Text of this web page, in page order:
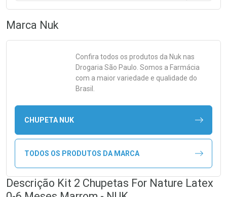
Marca Nuk
Confira todos os produtos da Nuk nas
Drogaria São Paulo. Somos a Farmácia
com a maior variedade e qualidade do
Brasil.
CHUPETA NUK
TODOS OS PRODUTOS DA MARCA
Descrição Kit 2 Chupetas For Nature Latex